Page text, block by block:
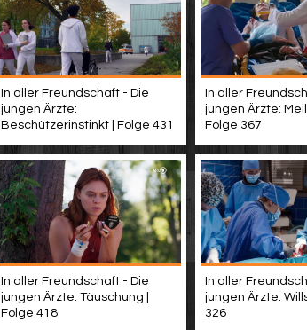
In aller
jungen Ärzte:
Folge 367
In aller Freundschaft - Die
jungen Ärzte:
Beschützerinstinkt | Folge 431
In aller Freundschaft - Die
jungen Ärzte: Täuschung |
Folge 418
In aller
jungen Ärzte:
326